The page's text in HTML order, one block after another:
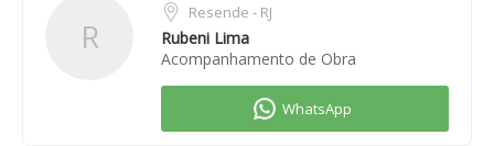
R
Resende - RJ
Rubeni Lima
Acompanhamento de Obra